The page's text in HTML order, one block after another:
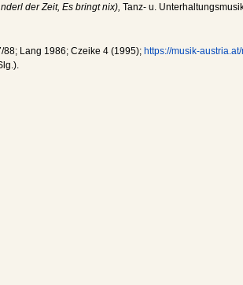
der Zeit, Es bringt nix), Tanz- u.
88; Lang 1986; Czeike 4 (1995); https://musik-